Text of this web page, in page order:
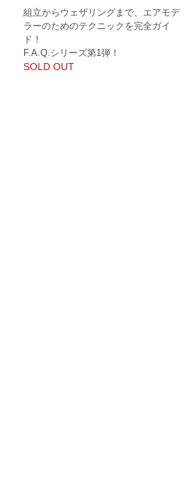
組立からウェザリングまで、エアモデ
ラーのためのテクニックを完全ガイ
ド！
F.A.Q.シリーズ第1弾！
SOLD OUT